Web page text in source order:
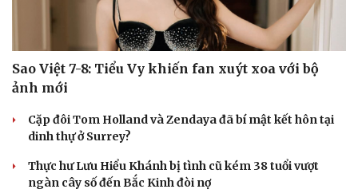
Sao Việt 7-8: Tiểu Vy khiến fan xuýt xoa với bộ
ảnh mới
Cặp đôi Tom Holland và Zendaya đã bí mật kết hôn tại
dinh thự ở Surrey?
Thực hư Lưu Hiểu Khánh bị tình cũ kém 38 tuổi vượt
ngàn cây số đến Bắc Kinh đòi nợ